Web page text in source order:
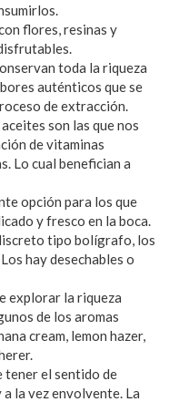
flores, resinas y
toda la riqueza
auténticos que se
de extracción.
son las que nos
de vitaminas
Lo cual benefician a
opción para los que
y fresco en la boca.
tipo bolígrafo, los
hay desechables o
explorar la riqueza
de los aromas
cream, lemon hazer,
tener el sentido de
la vez envolvente. La